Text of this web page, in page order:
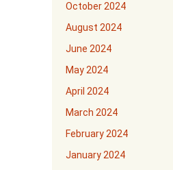
October 2024
August 2024
June 2024
May 2024
April 2024
March 2024
February 2024
January 2024